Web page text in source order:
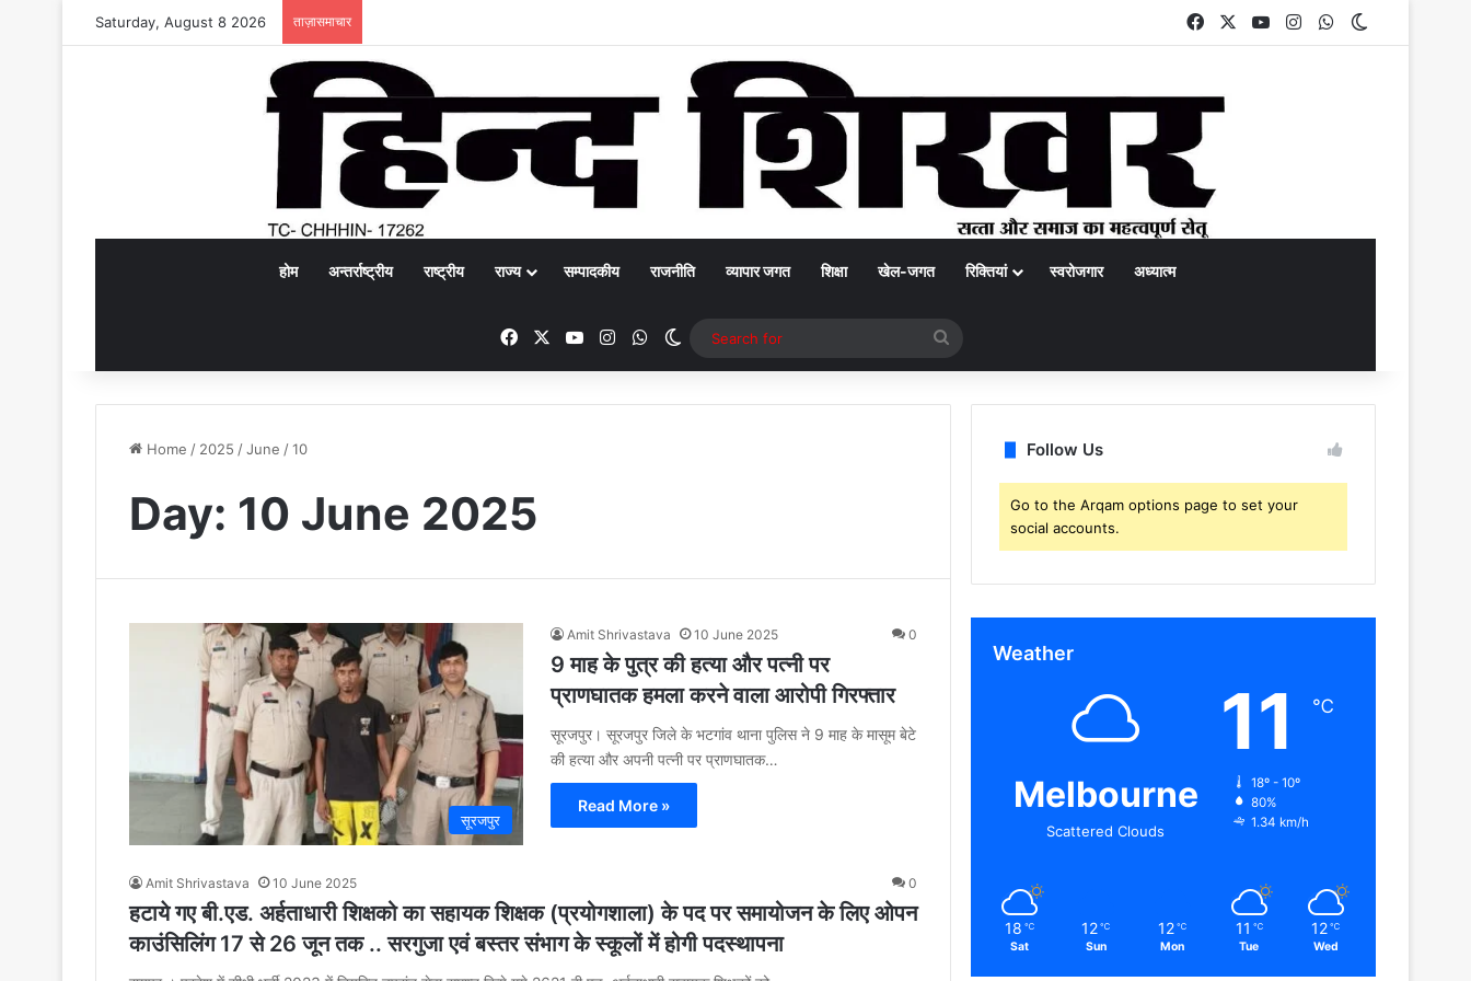
Saturday, August 8 2026 ताज़ासमाचार Facebook YouTubeInstagramWhatsApp
होम अन्तर्राष्ट्रीय राष्ट्रीय राज्य सम्पादकीय राजनीति व्यापार जगत शिक्षा खेल-जगत रिक्तियां स्वरोजगार अध्यात्म
FacebookYouTubeInstagramWhatsApp
Switch skin
for
Home / 2025 /June /10
Day: 10 June 2025
सूरजपुर
Amit Shrivastava 10 June 2025 0
9 माह के पुत्र की हत्या और पत्नी पर
प्राणघातक हमला करने वाला आरोपी गिरफ्तार
सूरजपुर। सूरजपुर जिले के भटगांव थाना पुलिस ने 9 माह के मासूम बेटे
की हत्या और अपनी पत्नी पर प्राणघातक…
Read More »
Amit Shrivastava 10 June 2025 0
हटाये गए बी.एड. अर्हताधारी शिक्षको का सहायक शिक्षक (प्रयोगशाला) के पद पर समायोजन के लिए ओपन
काउंसिलिंग 17 से 26 जून तक .. सरगुजा एवं बस्तर संभाग के स्कूलों में होगी पदस्थापना
Follow Us
Go to the Arqam options page to set your
social accounts.
Weather
Melbourne
Scattered Clouds
11 ℃
18º - 10º
80%
1.34 km/h
18 ℃
Sat
12 ℃
Sun
12 ℃
Mon
11 ℃
Tue
12 ℃
Wed